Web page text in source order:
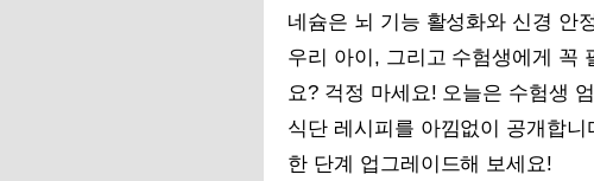
네슘은 뇌 기능 활성화와 신경 안
우리 아이, 그리고 수험생에게 꼭
요? 걱정 마세요! 오늘은 수험생
식단 레시피를 아낌없이 공개합
한 단계 업그레이드해 보세요!